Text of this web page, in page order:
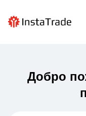
Добро